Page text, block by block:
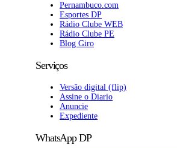
Pernambuco.com
Esportes DP
Rádio Clube WEB
Rádio Clube PE
Blog Giro
Serviços
Versão digital (flip)
Assine o Diario
Anuncie
Expediente
WhatsApp DP